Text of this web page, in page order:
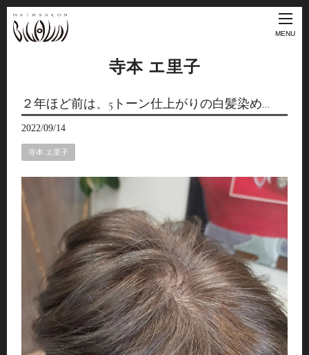
MENU
寺本 エ里子
２年ほど前は、5トーン仕上がりの白髪染め…
2022/09/14
寺本 エ里子